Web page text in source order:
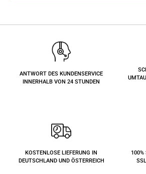
ANTWORT DES KUNDENSERVICE
INNERHALB VON 24 STUNDEN
KOSTENLOSE LIEFERUNG IN
DEUTSCHLAND UND ÖSTERREICH
100%